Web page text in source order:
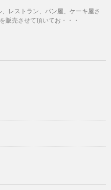
レストラン、パン屋、ケーキ屋さ
販売させて頂いてお・・・